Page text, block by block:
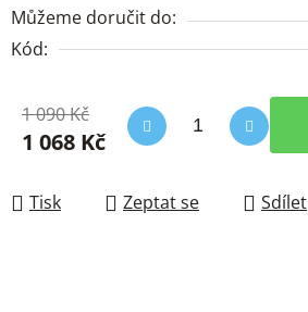
Můžeme doručit do:
Kód:
1 090 Kč
1 068 Kč
Tisk Zeptat se Sdílet